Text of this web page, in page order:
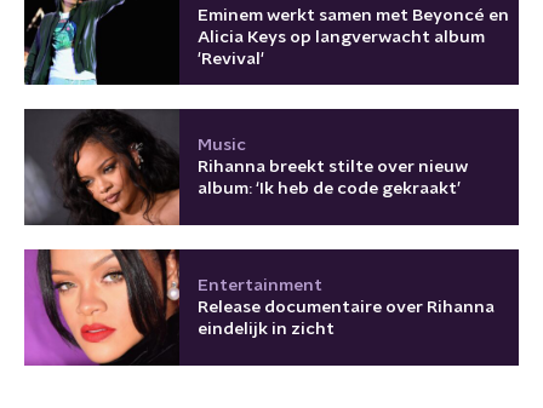
Eminem werkt samen met Beyoncé en
Alicia Keys op langverwacht album
'Revival'
Music
Rihanna breekt stilte over nieuw
album: ‘Ik heb de code gekraakt’
Entertainment
Release documentaire over Rihanna
eindelijk in zicht